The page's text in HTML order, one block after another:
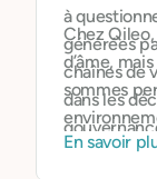
à
générées
chaînes de
dans les
Chez Qileo,
d’âme,
sommes
En savoir